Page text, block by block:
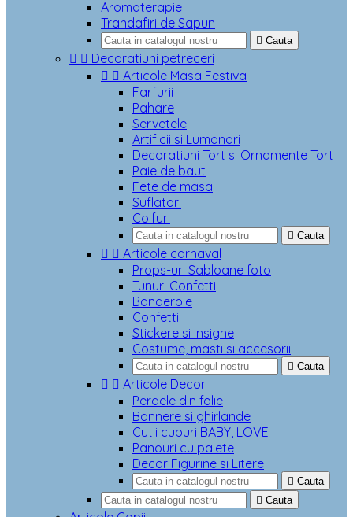
Aromaterapie
Trandafiri de Sapun
 Cauta
  Decoratiuni petreceri
  Articole Masa Festiva
Farfurii
Pahare
Servetele
Artificii si Lumanari
Decoratiuni Tort si Ornamente Tort
Paie de baut
Fete de masa
Suflatori
Coifuri
 Cauta
  Articole carnaval
Props-uri Sabloane foto
Tunuri Confetti
Banderole
Confetti
Stickere si Insigne
Costume, masti si accesorii
 Cauta
  Articole Decor
Perdele din folie
Bannere si ghirlande
Cutii cuburi BABY, LOVE
Panouri cu paiete
Decor Figurine si Litere
 Cauta
 Cauta